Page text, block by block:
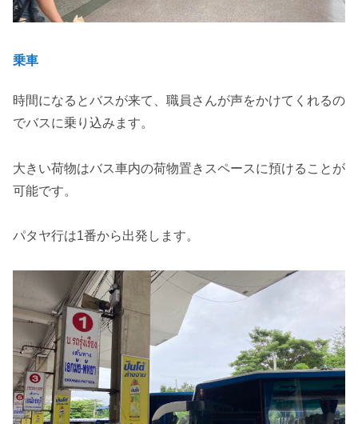
乗車
時間になるとバスが来て、職員さんが声をかけてくれるの
でバスに乗り込みます。
大きい荷物はバス車内の荷物置きスペースに預けることが
可能です。
パタヤ行は1番から出発します。